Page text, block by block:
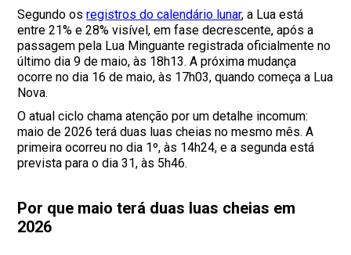
Segundo osregistros do calendário lunar, a Lua está
entre 21% e 28% visível, em fase decrescente, após a
passagem pela Lua Minguante registrada oficialmente no
último dia 9 de maio, às 18h13. A próxima mudança
ocorre no dia 16 de maio, às 17h03, quando começa a Lua
Nova.
O atual ciclo chama atenção por um detalhe incomum:
maio de 2026 terá duas luas cheias no mesmo mês. A
primeira ocorreu no dia 1º, às 14h24, e a segunda está
prevista para o dia 31, às 5h46.
Por que maio terá duas luas cheias em
2026